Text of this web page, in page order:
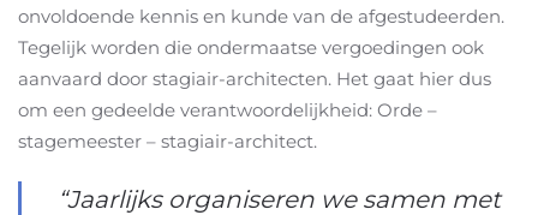
onvoldoende kennis en kunde van de afgestudeerden.
Tegelijk worden die ondermaatse vergoedingen ook
aanvaard door stagiair-architecten. Het gaat hier dus
om een gedeelde verantwoordelijkheid: Orde –
stagemeester – stagiair-architect.
“Jaarlijks organiseren we samen met